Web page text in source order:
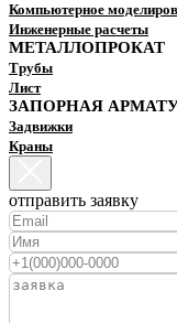
Компьютерное
Инженерные расчеты
МЕТАЛЛОПРОКАТ
Трубы
Лист
ЗАПОРНАЯ
Задвижки
Краны
отправить заявку